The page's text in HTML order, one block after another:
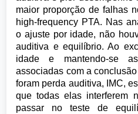
maior proporção de falhas
high-frequency PTA. Nas
o ajuste por idade, não
auditiva e equilíbrio. Ao
idade e mantendo-se
associadas com a
foram perda auditiva, IMC,
que todas elas interferem
passar no teste de